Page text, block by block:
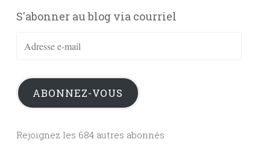
S'abonner au blog via courriel
Adresse
mail
ABONNEZ-VOUS
Rejoignez les 684 autres abonnés